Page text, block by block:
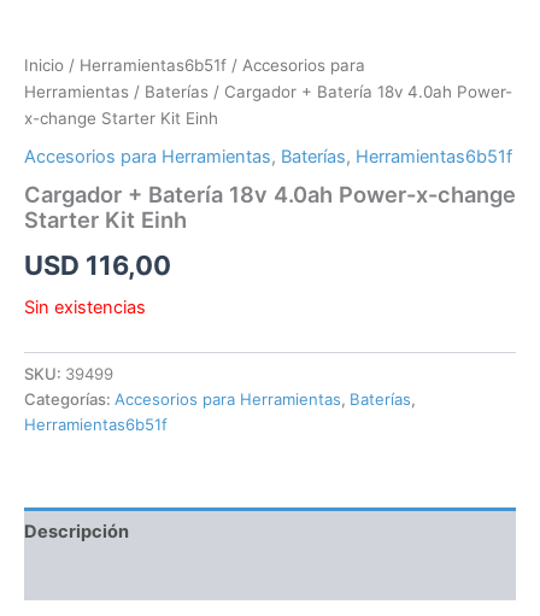
Inicio / Herramientas6b51f / Accesorios para
Herramientas / Baterías / Cargador + Batería 18v 4.0ah Power-
x-change Starter Kit Einh
Accesorios para Herramientas, Baterías, Herramientas6b51f
Cargador + Batería 18v 4.0ah Power-x-change
Starter Kit Einh
USD 116,00
Sin existencias
SKU: 39499
Categorías: Accesorios para Herramientas, Baterías,
Herramientas6b51f
Descripción